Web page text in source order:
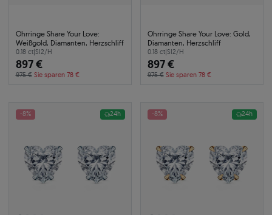
Ohrringe Share Your Love:
Weißgold, Diamanten, Herzschliff
0.18 ct|SI2/H
897 €
975 € Sie sparen 78 €
Ohrringe Share Your Love: Gold,
Diamanten, Herzschliff
0.18 ct|SI2/H
897 €
975 € Sie sparen 78 €
-8% 24h -8% 24h